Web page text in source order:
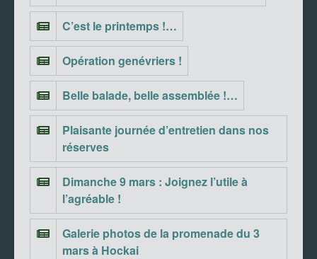
C’est le printemps !…
Opération genévriers !
Belle balade, belle assemblée !…
Plaisante journée d’entretien dans nos
réserves
Dimanche 9 mars : Joignez l’utile à
l’agréable !
Galerie photos de la promenade du 3
mars à Hockai